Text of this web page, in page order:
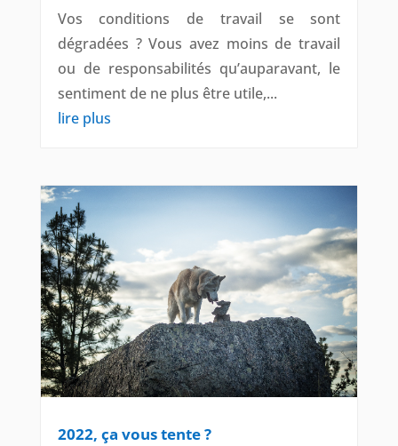
Vos conditions de travail se sont
dégradées ? Vous avez moins de travail
ou de responsabilités qu’auparavant, le
sentiment de ne plus être utile,...
lire plus
2022, ça vous tente ?